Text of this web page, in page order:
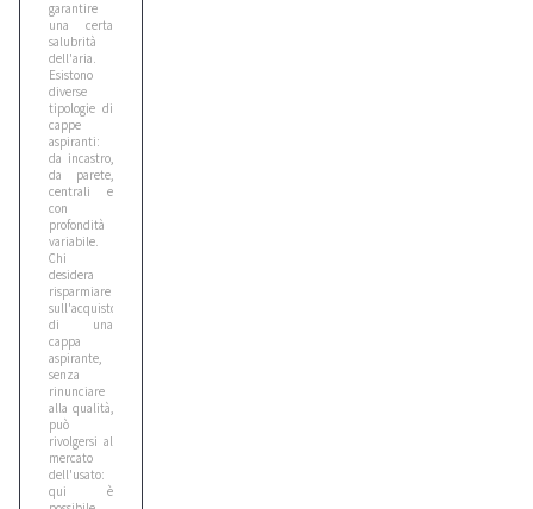
garantire
una certa
salubrità
dell'aria.
Esistono
diverse
tipologie di
cappe
aspiranti:
da incastro,
da parete,
centrali e
con
profondità
variabile.
Chi
desidera
risparmiare
sull'acquisto
di una
cappa
aspirante,
senza
rinunciare
alla qualità,
può
rivolgersi al
mercato
dell'usato:
qui è